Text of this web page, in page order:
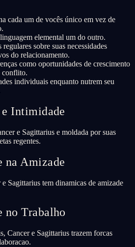
cada um de vocês único em vez de
elemental um do outro.
sobre suas necessidades
do relacionamento.
como oportunidades de crescimento
conflito.
individuais enquanto nutrem seu
Intimidade
e Sagittarius e moldada por suas
regentes.
na Amizade
Sagittarius tem dinamicas de amizade
no Trabalho
Cancer e Sagittarius trazem forcas